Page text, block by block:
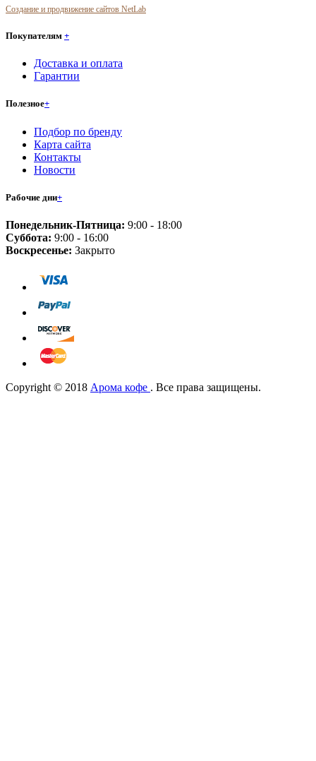
Создание и продвижение сайтов NetLab
Покупателям +
Доставка и оплата
Гарантии
Полезное+
Подбор по бренду
Карта сайта
Контакты
Новости
Рабочие дни+
Понедельник-Пятница: 9:00 - 18:00
Суббота: 9:00 - 16:00
Воскресенье: Закрыто
Copyright © 2018 Арома кофе . Все права защищены.